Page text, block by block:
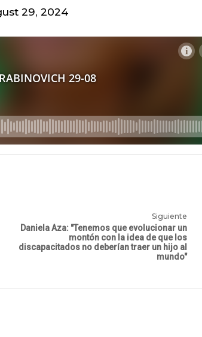
29, 2024
Siguiente
Daniela Aza: "Tenemos que evolucionar un
montón con la idea de que los
discapacitados no deberían traer un hijo al
mundo"